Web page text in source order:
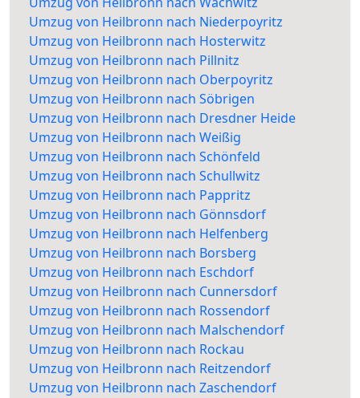
Umzug von Heilbronn nach Niederpoyritz
Umzug von Heilbronn nach Hosterwitz
Umzug von Heilbronn nach Pillnitz
Umzug von Heilbronn nach Oberpoyritz
Umzug von Heilbronn nach Söbrigen
Umzug von Heilbronn nach Dresdner Heide
Umzug von Heilbronn nach Weißig
Umzug von Heilbronn nach Schönfeld
Umzug von Heilbronn nach Schullwitz
Umzug von Heilbronn nach Pappritz
Umzug von Heilbronn nach Gönnsdorf
Umzug von Heilbronn nach Helfenberg
Umzug von Heilbronn nach Borsberg
Umzug von Heilbronn nach Eschdorf
Umzug von Heilbronn nach Cunnersdorf
Umzug von Heilbronn nach Rossendorf
Umzug von Heilbronn nach Malschendorf
Umzug von Heilbronn nach Rockau
Umzug von Heilbronn nach Reitzendorf
Umzug von Heilbronn nach Zaschendorf